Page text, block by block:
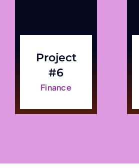
Project
#6
Finance